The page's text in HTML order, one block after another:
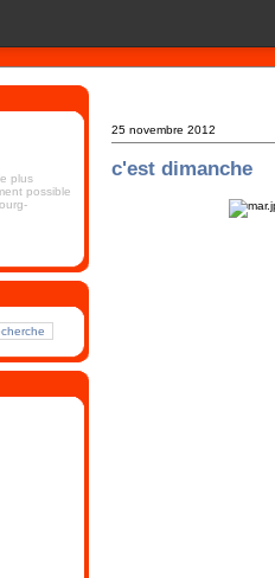
plus
possible
25 novembre 2012
c'est dimanche